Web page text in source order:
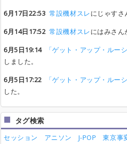
6月17日22:53 常設機材スレにじゃすさ
6月14日17:52 常設機材スレにはみさん
6月5日19:14
「ゲット・アップ・ルーシ
しました。
6月5日17:22
「ゲット・アップ・ルーシ
した。
タグ検索
セッション アニソン J-POP 東京事